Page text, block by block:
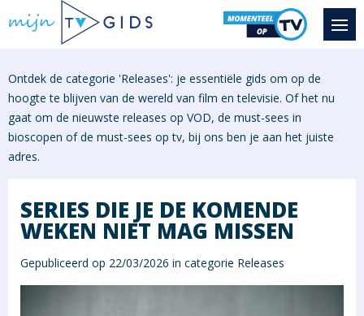
Ontdek de categorie 'Releases': je essentiële gids om op de
hoogte te blijven van de wereld van film en televisie. Of het nu
gaat om de nieuwste releases op VOD, de must-sees in
bioscopen of de must-sees op tv, bij ons ben je aan het juiste
adres.
SERIES DIE JE DE KOMENDE
WEKEN NIET MAG MISSEN
Gepubliceerd op 22/03/2026 in categorie Releases